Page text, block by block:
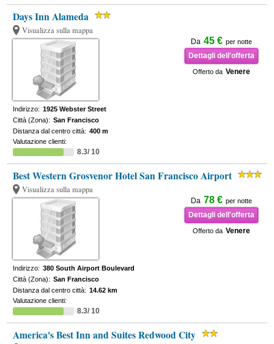
Days Inn Alameda
Visualizza sulla mappa
Da 45 € per notte
Dettagli dell'offerta
Offerto da Venere
Indirizzo: 1925 Webster Street
Città (Zona): San Francisco
Distanza dal centro città: 400 m
Valutazione clienti:
8.3/ 10
Best Western Grosvenor Hotel San Francisco Airport
Visualizza sulla mappa
Da 78 € per notte
Dettagli dell'offerta
Offerto da Venere
Indirizzo: 380 South Airport Boulevard
Città (Zona): San Francisco
Distanza dal centro città: 14.62 km
Valutazione clienti:
8.3/ 10
America's Best Inn and Suites Redwood City